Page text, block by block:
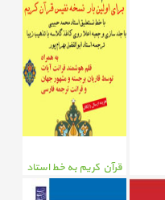
قرآن کریم به خط استاد